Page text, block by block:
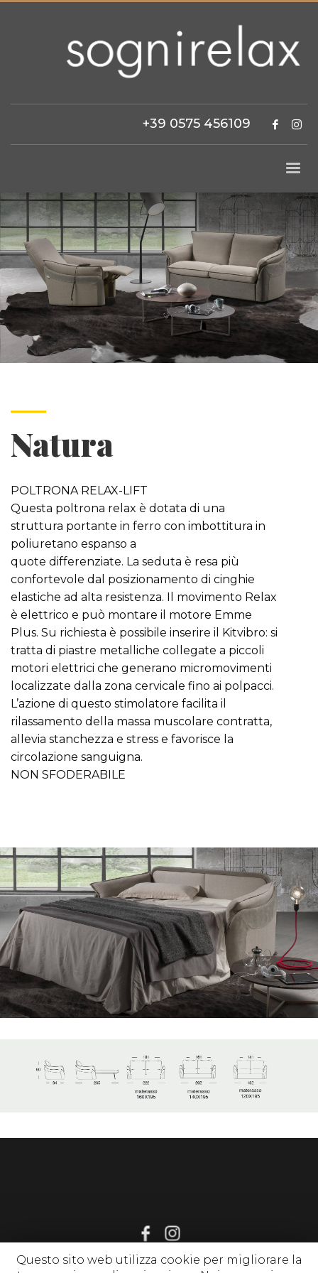
+39 0575 456109
Natura
POLTRONA RELAX-LIFT
Questa poltrona relax è dotata di una
struttura portante in ferro con imbottitura in
poliuretano espanso a
quote differenziate. La seduta è resa più
confortevole dal posizionamento di cinghie
elastiche ad alta resistenza. Il movimento Relax
è elettrico e può montare il motore Emme
Plus. Su richiesta è possibile inserire il Kitvibro: si
tratta di piastre metalliche collegate a piccoli
motori elettrici che generano micromovimenti
localizzate dalla zona cervicale fino ai polpacci.
L’azione di questo stimolatore facilita il
rilassamento della massa muscolare contratta,
allevia stanchezza e stress e favorisce la
circolazione sanguigna.
NON SFODERABILE
Questo sito web utilizza cookie per migliorare la